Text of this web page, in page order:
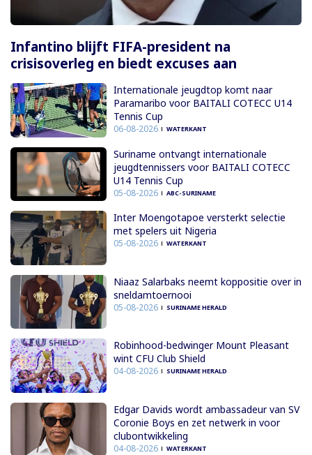
Infantino blijft FIFA-president na
crisisoverleg en biedt excuses aan
Internationale jeugdtop komt naar
Paramaribo voor BAITALI COTECC U14
Tennis Cup
06-08-2026 WATERKANT
Suriname ontvangt internationale
jeugdtennissers voor BAITALI COTECC
U14 Tennis Cup
05-08-2026 ABC-SURINAME
Inter Moengotapoe versterkt selectie
met spelers uit Nigeria
05-08-2026 WATERKANT
Niaaz Salarbaks neemt koppositie over in
sneldamtoernooi
05-08-2026 SURINAME HERALD
Robinhood-bedwinger Mount Pleasant
wint CFU Club Shield
04-08-2026 SURINAME HERALD
Edgar Davids wordt ambassadeur van SV
Coronie Boys en zet netwerk in voor
clubontwikkeling
04-08-2026 WATERKANT